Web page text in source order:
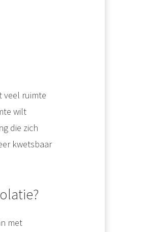
veel ruimte
wilt
die zich
kwetsbaar
met